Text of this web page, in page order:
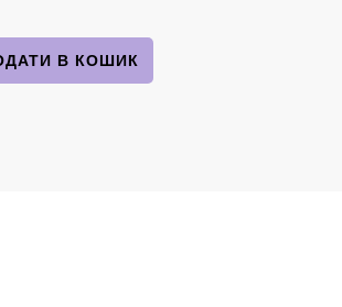
сіра від бренду ZARA
В КОШИК